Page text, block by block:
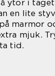
ytor i
en lite
marmor
mjuk.
tid.